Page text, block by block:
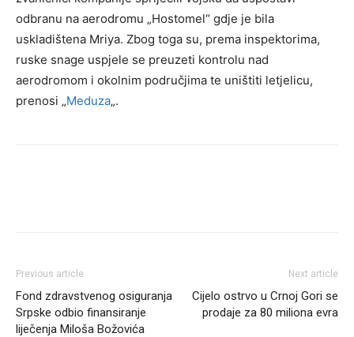
odbranu na aerodromu „Hostomel“ gdje je bila
uskladištena Mriya. Zbog toga su, prema inspektorima,
ruske snage uspjele se preuzeti kontrolu nad
aerodromom i okolnim područjima te uništiti letjelicu,
prenosi „Meduza„.
Previous article
Fond zdravstvenog osiguranja
Srpske odbio finansiranje
liječenja Miloša Božovića
Next article
Cijelo ostrvo u Crnoj Gori se
prodaje za 80 miliona evra